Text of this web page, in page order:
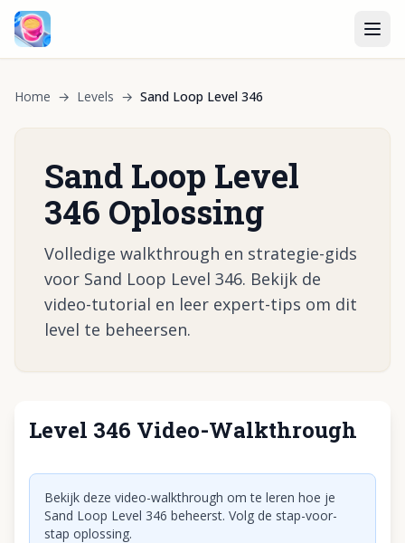
Home → Levels → Sand Loop Level 346
Sand Loop Level
346 Oplossing
Volledige walkthrough en strategie-gids
voor Sand Loop Level 346. Bekijk de
video-tutorial en leer expert-tips om dit
level te beheersen.
Level 346 Video-Walkthrough
Klik om video af te spelen
Bekijk deze video-walkthrough om te leren hoe je
Sand Loop Level 346 beheerst. Volg de stap-voor-
stap oplossing.